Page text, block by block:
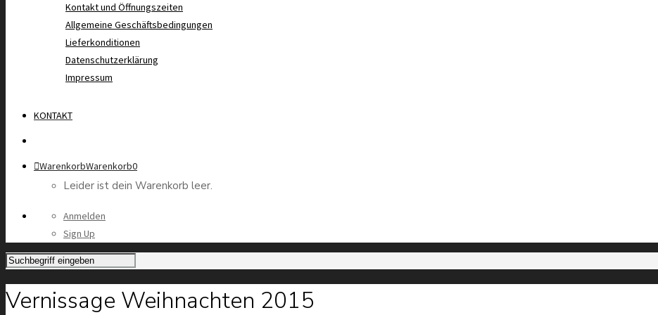
Kontakt und Öffnungszeiten
Allgemeine Geschäftsbedingungen
Lieferkonditionen
Datenschutzerklärung
Impressum
KONTAKT
WarenkorbWarenkorb0
Leider ist dein Warenkorb leer.
Anmelden
Sign Up
Vernissage Weihnachten 2015